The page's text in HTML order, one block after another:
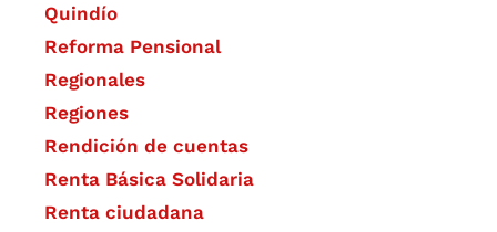
Quindío
Reforma Pensional
Regionales
Regiones
Rendición de cuentas
Renta Básica Solidaria
Renta ciudadana